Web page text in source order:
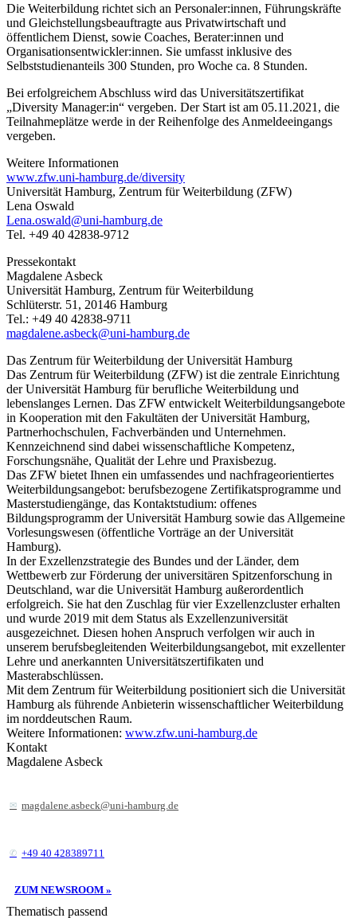
Die Weiterbildung richtet sich an Personaler:innen, Führungskräfte
und Gleichstellungsbeauftragte aus Privatwirtschaft und
öffentlichem Dienst, sowie Coaches, Berater:innen und
Organisationsentwickler:innen. Sie umfasst inklusive des
Selbststudienanteils 300 Stunden, pro Woche ca. 8 Stunden.
Bei erfolgreichem Abschluss wird das Universitätszertifikat
„Diversity Manager:in“ vergeben. Der Start ist am 05.11.2021, die
Teilnahmeplätze werde in der Reihenfolge des Anmeldeeingangs
vergeben.
Weitere Informationen
www.zfw.uni-hamburg.de/diversity
Universität Hamburg, Zentrum für Weiterbildung (ZFW)
Lena Oswald
Lena.oswald@uni-hamburg.de
Tel. +49 40 42838-9712
Pressekontakt
Magdalene Asbeck
Universität Hamburg, Zentrum für Weiterbildung
Schlüterstr. 51, 20146 Hamburg
Tel.: +49 40 42838-9711
magdalene.asbeck@uni-hamburg.de
Das Zentrum für Weiterbildung der Universität Hamburg
Das Zentrum für Weiterbildung (ZFW) ist die zentrale Einrichtung
der Universität Hamburg für berufliche Weiterbildung und
lebenslanges Lernen. Das ZFW entwickelt Weiterbildungsangebote
in Kooperation mit den Fakultäten der Universität Hamburg,
Partnerhochschulen, Fachverbänden und Unternehmen.
Kennzeichnend sind dabei wissenschaftliche Kompetenz,
Forschungsnähe, Qualität der Lehre und Praxisbezug.
Das ZFW bietet Ihnen ein umfassendes und nachfrageorientiertes
Weiterbildungsangebot: berufsbezogene Zertifikatsprogramme und
Masterstudiengänge, das Kontaktstudium: offenes
Bildungsprogramm der Universität Hamburg sowie das Allgemeine
Vorlesungswesen (öffentliche Vorträge an der Universität
Hamburg).
In der Exzellenzstrategie des Bundes und der Länder, dem
Wettbewerb zur Förderung der universitären Spitzenforschung in
Deutschland, war die Universität Hamburg außerordentlich
erfolgreich. Sie hat den Zuschlag für vier Exzellenzcluster erhalten
und wurde 2019 mit dem Status als Exzellenzuniversität
ausgezeichnet. Diesen hohen Anspruch verfolgen wir auch in
unserem berufsbegleitenden Weiterbildungsangebot, mit exzellenter
Lehre und anerkannten Universitätszertifikaten und
Masterabschlüssen.
Mit dem Zentrum für Weiterbildung positioniert sich die Universität
Hamburg als führende Anbieterin wissenschaftlicher Weiterbildung
im norddeutschen Raum.
Weitere Informationen: www.zfw.uni-hamburg.de
Kontakt
Magdalene Asbeck
magdalene.asbeck@uni-hamburg.de
+49 40 428389711
ZUM NEWSROOM »
Thematisch passend